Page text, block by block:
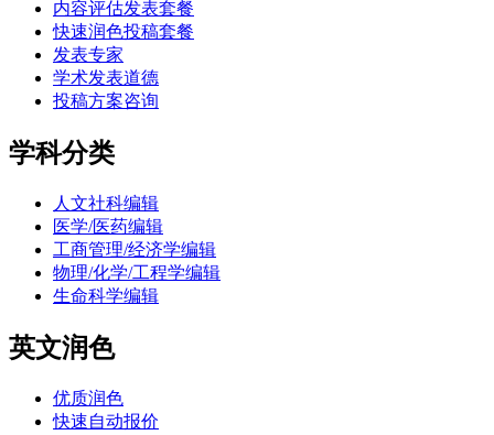
内容评估发表套餐
快速润色投稿套餐
发表专家
学术发表道德
投稿方案咨询
学科分类
人文社科编辑
医学/医药编辑
工商管理/经济学编辑
物理/化学/工程学编辑
生命科学编辑
英文润色
优质润色
快速自动报价